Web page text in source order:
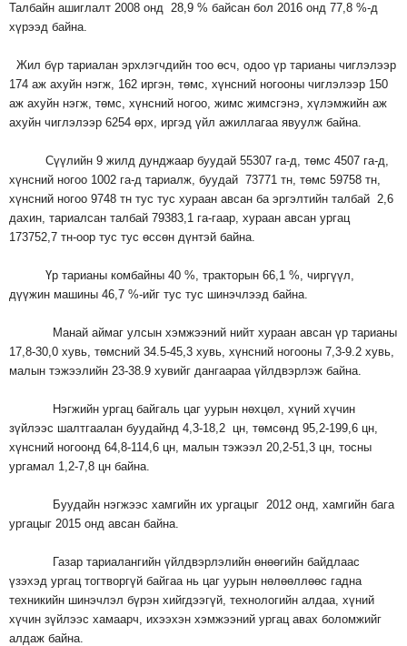
Талбайн ашиглалт 2008 онд 28,9 % байсан бол 2016 онд 77,8 %-д
хүрээд байна.
Жил бүр тариалан эрхлэгчдийн тоо өсч, одоо үр тарианы чиглэлээр
174 аж ахуйн нэгж, 162 иргэн, төмс, хүнсний ногооны чиглэлээр 150
аж ахуйн нэгж, төмс, хүнсний ногоо, жимс жимсгэнэ, хүлэмжийн аж
ахуйн чиглэлээр 6254 өрх, иргэд үйл ажиллагаа явуулж байна.
Сүүлийн 9 жилд дунджаар буудай 55307 га-д, төмс 4507 га-д,
хүнсний ногоо 1002 га-д тариалж, буудай 73771 тн, төмс 59758 тн,
хүнсний ногоо 9748 тн тус тус хураан авсан ба эргэлтийн талбай 2,6
дахин, тариалсан талбай 79383,1 га-гаар, хураан авсан ургац
173752,7 тн-оор тус тус өссөн дүнтэй байна.
Үр тарианы комбайны 40 %, тракторын 66,1 %, чиргүүл,
дүүжин машины 46,7 %-ийг тус тус шинэчлээд байна.
Манай аймаг улсын хэмжээний нийт хураан авсан үр тарианы
17,8-30,0 хувь, төмсний 34.5-45,3 хувь, хүнсний ногооны 7,3-9.2 хувь,
малын тэжээлийн 23-38.9 хувийг дангаараа үйлдвэрлэж байна.
Нэгжийн ургац байгаль цаг уурын нөхцөл, хүний хүчин
зүйлээс шалтгаалан буудайнд 4,3-18,2 цн, төмсөнд 95,2-199,6 цн,
хүнсний ногоонд 64,8-114,6 цн, малын тэжээл 20,2-51,3 цн, тосны
ургамал 1,2-7,8 цн байна.
Буудайн нэгжээс хамгийн их ургацыг 2012 онд, хамгийн бага
ургацыг 2015 онд авсан байна.
Газар тариалангийн үйлдвэрлэлийн өнөөгийн байдлаас
үзэхэд ургац тогтворгүй байгаа нь цаг уурын нөлөөллөөс гадна
техникийн шинэчлэл бүрэн хийгдээгүй, технологийн алдаа, хүний
хүчин зүйлээс хамаарч, ихээхэн хэмжээний ургац авах боломжийг
алдаж байна.